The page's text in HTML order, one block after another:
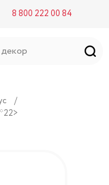
8 800 222 00 84
/